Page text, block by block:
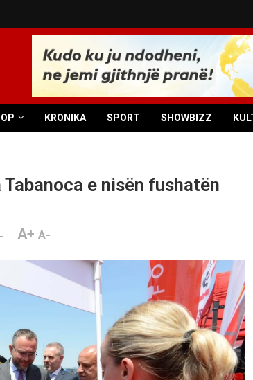
KRONIKA SPORT SHOWBIZZ
e nisën fushatën
A+ A-